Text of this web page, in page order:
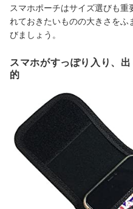
スマホポーチはサイズ選びも重
れておきたいものの大きさをふ
びましょう。
スマホがすっぽり入り、
的